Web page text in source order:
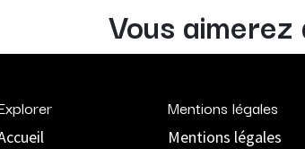
Vous aimerez
Mentions légales
Mentions légales